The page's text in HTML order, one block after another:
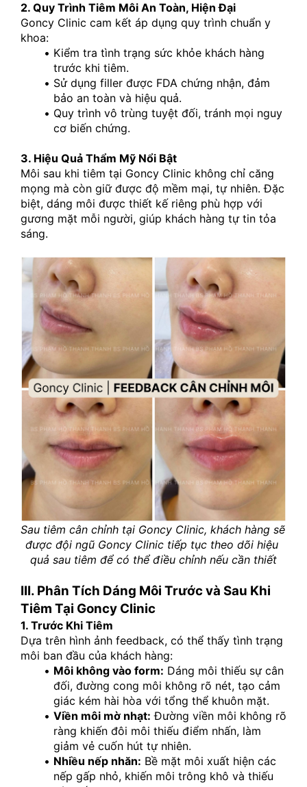
2. Quy Trình Tiêm Môi An Toàn, Hiện Đại
Goncy Clinic cam kết áp dụng quy trình chuẩn y
khoa:
Kiểm tra tình trạng sức khỏe khách hàng
trước khi tiêm.
Sử dụng filler được FDA chứng nhận, đảm
bảo an toàn và hiệu quả.
Quy trình vô trùng tuyệt đối, tránh mọi nguy
cơ biến chứng.
3. Hiệu Quả Thẩm Mỹ Nổi Bật
Môi sau khi tiêm tại Goncy Clinic không chỉ căng
mọng mà còn giữ được độ mềm mại, tự nhiên. Đặc
biệt, dáng môi được thiết kế riêng phù hợp với
gương mặt mỗi người, giúp khách hàng tự tin tỏa
sáng.
Sau tiêm cân chỉnh tại Goncy Clinic, khách hàng sẽ
được đội ngũ Goncy Clinic tiếp tục theo dõi hiệu
quả sau tiêm để có thể điều chỉnh nếu cần thiết
III. Phân Tích Dáng Môi Trước và Sau Khi
Tiêm Tại Goncy Clinic
1. Trước Khi Tiêm
Dựa trên hình ảnh feedback, có thể thấy tình trạng
môi ban đầu của khách hàng:
Môi không vào form: Dáng môi thiếu sự cân
đối, đường cong môi không rõ nét, tạo cảm
giác kém hài hòa với tổng thể khuôn mặt.
Viền môi mờ nhạt: Đường viền môi không rõ
ràng khiến đôi môi thiếu điểm nhấn, làm
giảm vẻ cuốn hút tự nhiên.
Nhiều nếp nhăn: Bề mặt môi xuất hiện các
nếp gấp nhỏ, khiến môi trông khô và thiếu